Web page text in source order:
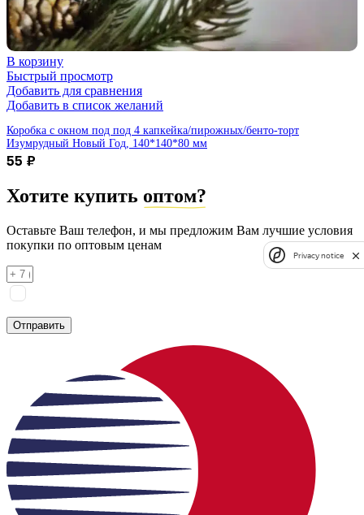
В корзину
Быстрый просмотр
Добавить для сравнения
Добавить в список желаний
Коробка с окном под под 4 капкейка/пирожных/бенто-торт
Изумрудный Новый Год, 140*140*80 мм
55 ₽
Хотите купить оптом?
Оставьте Ваш телефон, и мы предложим Вам лучшие условия
покупки по оптовым ценам
Отправить
Privacy notice